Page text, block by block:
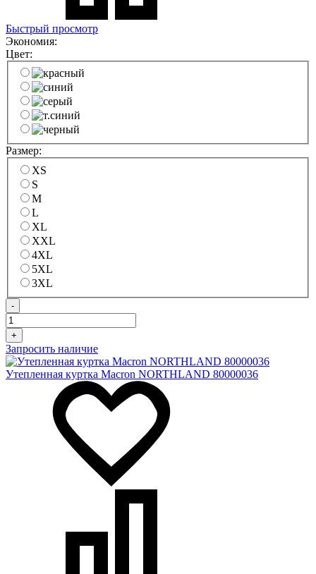
Быстрый просмотр
Экономия:
Цвет:
Размер:
XS
S
M
L
XL
XXL
4XL
5XL
3XL
-
+
Запросить наличие
Утепленная куртка Macron NORTHLAND 80000036